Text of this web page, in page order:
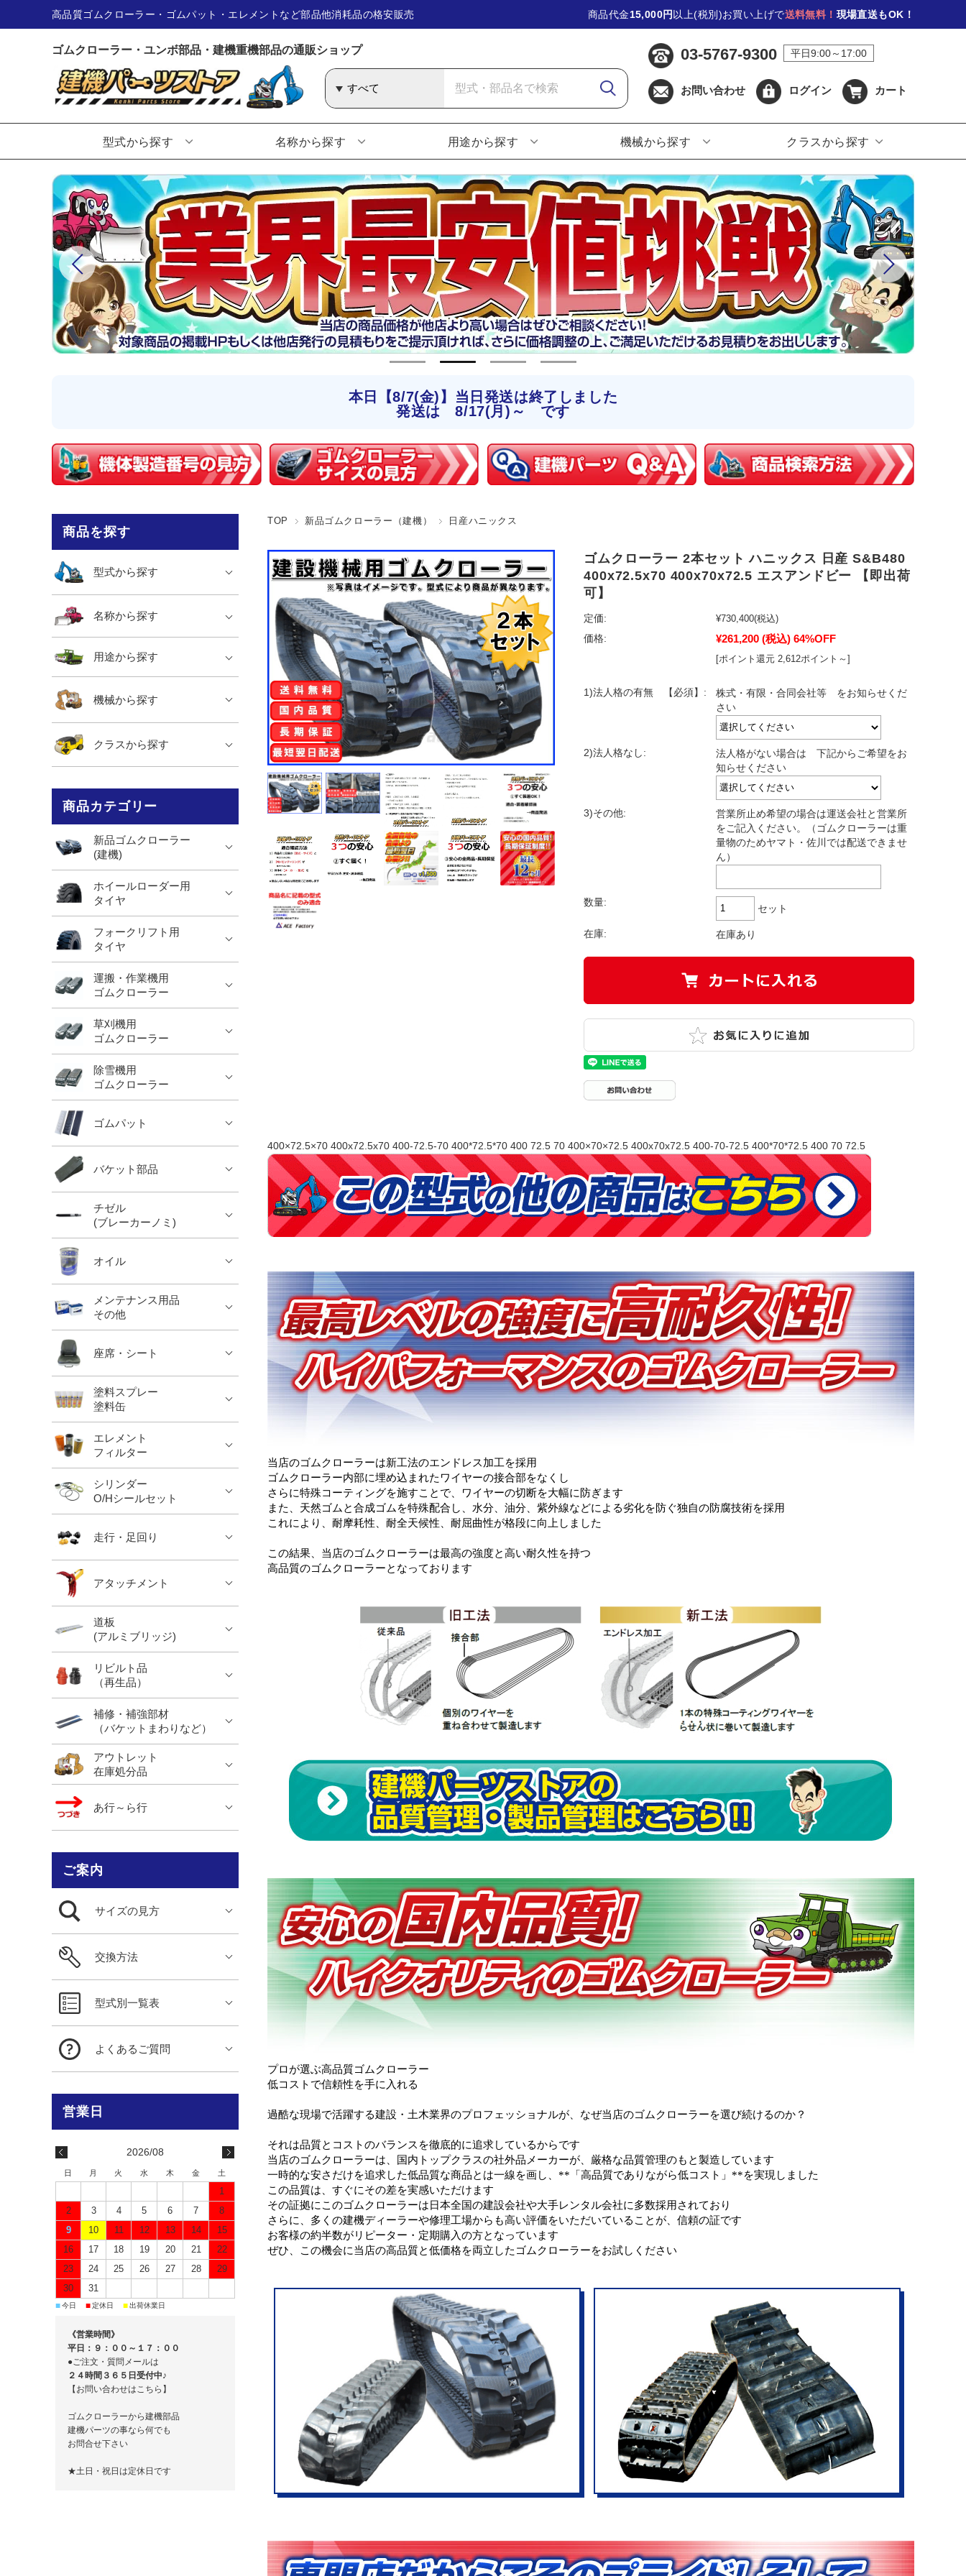
高品質ゴムクローラー・ゴムパット・エレメントなど部品他消耗品の格安販売 商品代金15,000円 以上(税別)お買い上げで送料無料！ 現場直送もOK！
ゴムクローラー・ユンボ部品・建機重機部品の通販ショップ 03-5767-9300 平日9:00～17:00
お問い合わせ ログイン カート
型式から探す 名称から探す 用途から探す 機械から探す クラスから探す
本日【8/7(金)】当日発送は終了しました
発送は 8/17(月)～ です
TOP 新品ゴムクローラー（建機） 日産ハニックス
ゴムクローラー 2本セット ハニックス 日産 S&B480
400x72.5x70 400x70x72.5 エスアンドビー 【即出荷
可】
定価: ¥730,400(税込)
価格:
¥261,200 (税込) 64%OFF
[ポイント還元 2,612ポイント～]
1)法人格の有無 【必須】:
株式・有限・合同会社等 をお知らせくだ
さい
2)法人格なし:
法人格がない場合は 下記からご希望をお
知らせください
3)その他:
営業所止め希望の場合は運送会社と営業所
をご記入ください。（ゴムクローラーは重
量物のためヤマト・佐川では配送できませ
ん）
数量:
セット
在庫: 在庫あり
400×72.5×70 400x72.5x70 400-72.5-70 400*72.5*70 400 72.5 70 400×70×72.5 400x70x72.5 400-70-72.5 400*70*72.5 400 70 72.5
当店のゴムクローラーは新工法のエンドレス加工を採用
ゴムクローラー内部に埋め込まれたワイヤーの接合部をなくし
さらに特殊コーティングを施すことで、ワイヤーの切断を大幅に防ぎます
また、天然ゴムと合成ゴムを特殊配合し、水分、油分、紫外線などによる劣化を防ぐ独自の防腐技術を採用
これにより、耐摩耗性、耐全天候性、耐屈曲性が格段に向上しました
この結果、当店のゴムクローラーは最高の強度と高い耐久性を持つ
高品質のゴムクローラーとなっております
プロが選ぶ高品質ゴムクローラー
低コストで信頼性を手に入れる
過酷な現場で活躍する建設・土木業界のプロフェッショナルが、なぜ当店のゴムクローラーを選び続けるのか？
それは品質とコストのバランスを徹底的に追求しているからです
当店のゴムクローラーは、国内トップクラスの社外品メーカーが、厳格な品質管理のもと製造しています
一時的な安さだけを追求した低品質な商品とは一線を画し、**「高品質でありながら低コスト」**を実現しました
この品質は、すぐにその差を実感いただけます
その証拠にこのゴムクローラーは日本全国の建設会社や大手レンタル会社に多数採用されており
さらに、多くの建機ディーラーや修理工場からも高い評価をいただいていることが、信頼の証です
お客様の約半数がリピーター・定期購入の方となっています
ぜひ、この機会に当店の高品質と低価格を両立したゴムクローラーをお試しください
商品を探す
型式から探す
名称から探す
用途から探す
機械から探す
クラスから探す
商品カテゴリー
新品ゴムクローラー
(建機)
ホイールローダー用
タイヤ
フォークリフト用
タイヤ
運搬・作業機用
ゴムクローラー
草刈機用
ゴムクローラー
除雪機用
ゴムクローラー
ゴムパット
バケット部品
チゼル
(ブレーカーノミ)
オイル
メンテナンス用品
その他
座席・シート
塗料スプレー
塗料缶
エレメント
フィルター
シリンダー
O/Hシールセット
走行・足回り
アタッチメント
道板
(アルミブリッジ)
リビルト品
（再生品）
補修・補強部材
（バケットまわりなど）
アウトレット
在庫処分品
あ行～ら行
ご案内
サイズの見方
交換方法
型式別一覧表
よくあるご質問
2026/08
日 月 火 水 木 金 土
1
2
3 4 5 6 7
8
9
10 11 12 13 14
15
16
17 18 19 20 21
22
23
24 25 26 27 28
29
30
31
■今日 ■定休日 ■出荷休業日
《営業時間》
平日：９：００～１７：００
●ご注文・質問メールは
２４時間３６５日受付中♪
【お問い合わせはこちら】
ゴムクローラーから建機部品
建機パーツの事なら何でも
お問合せ下さい
★土日・祝日は定休日です